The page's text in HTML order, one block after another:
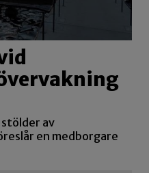
av
en medborgare